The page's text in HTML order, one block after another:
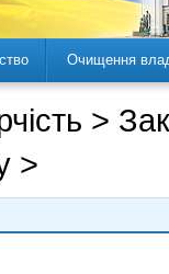
Очищення
>
>